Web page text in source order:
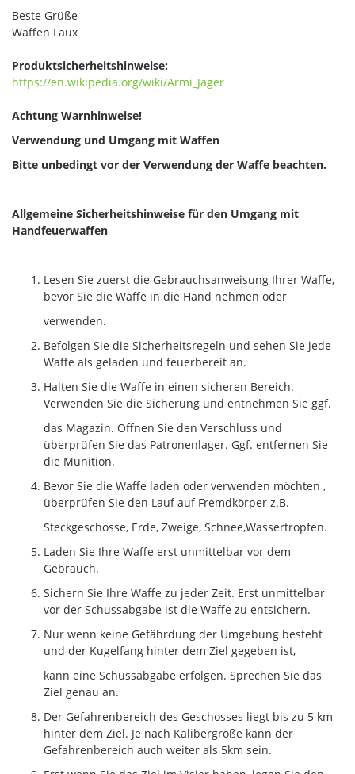
Beste Grüße
Waffen Laux
Produktsicherheitshinweise:
https://en.wikipedia.org/wiki/Armi_Jager
Achtung Warnhinweise!
Verwendung und Umgang mit Waffen
Bitte unbedingt vor der Verwendung der Waffe beachten.
Allgemeine Sicherheitshinweise für den Umgang mit
Handfeuerwaffen
Lesen Sie zuerst die Gebrauchsanweisung Ihrer Waffe,
bevor Sie die Waffe in die Hand nehmen oder
verwenden.
Befolgen Sie die Sicherheitsregeln und sehen Sie jede
Waffe als geladen und feuerbereit an.
Halten Sie die Waffe in einen sicheren Bereich.
Verwenden Sie die Sicherung und entnehmen Sie ggf.
das Magazin. Öffnen Sie den Verschluss und
überprüfen Sie das Patronenlager. Ggf. entfernen Sie
die Munition.
Bevor Sie die Waffe laden oder verwenden möchten ,
überprüfen Sie den Lauf auf Fremdkörper z.B.
Steckgeschosse, Erde, Zweige, Schnee,Wassertropfen.
Laden Sie Ihre Waffe erst unmittelbar vor dem
Gebrauch.
Sichern Sie Ihre Waffe zu jeder Zeit. Erst unmittelbar
vor der Schussabgabe ist die Waffe zu entsichern.
Nur wenn keine Gefährdung der Umgebung besteht
und der Kugelfang hinter dem Ziel gegeben ist,
kann eine Schussabgabe erfolgen. Sprechen Sie das
Ziel genau an.
Der Gefahrenbereich des Geschosses liegt bis zu 5 km
hinter dem Ziel. Je nach Kalibergröße kann der
Gefahrenbereich auch weiter als 5km sein.